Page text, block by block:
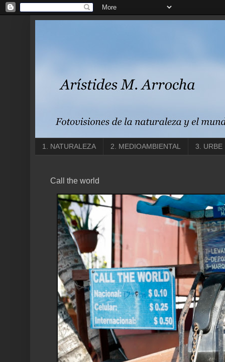
1. NATURALEZA 2. MEDIOAMBIENTAL 3. URBE
Call the world